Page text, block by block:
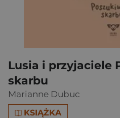
Lusia i przyjaciele
skarbu
Marianne Dubuc
KSIĄŻKA